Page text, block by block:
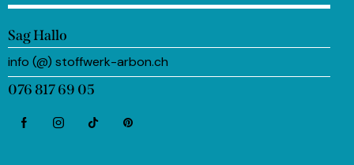
Sag Hallo
info (@) stoffwerk-arbon.ch
076 817 69 05